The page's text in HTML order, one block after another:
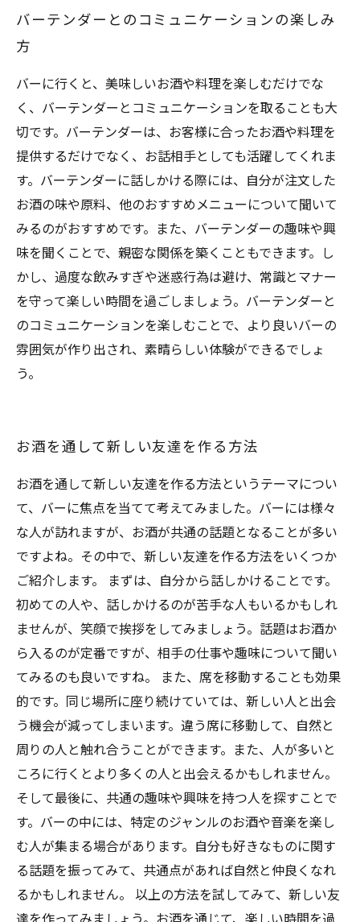
バーテンダーとのコミュニケーションの楽しみ
方
バーに行くと、美味しいお酒や料理を楽しむだけでな
く、バーテンダーとコミュニケーションを取ることも大
切です。バーテンダーは、お客様に合ったお酒や料理を
提供するだけでなく、お話相手としても活躍してくれま
す。バーテンダーに話しかける際には、自分が注文した
お酒の味や原料、他のおすすめメニューについて聞いて
みるのがおすすめです。また、バーテンダーの趣味や興
味を聞くことで、親密な関係を築くこともできます。し
かし、過度な飲みすぎや迷惑行為は避け、常識とマナー
を守って楽しい時間を過ごしましょう。バーテンダーと
のコミュニケーションを楽しむことで、より良いバーの
雰囲気が作り出され、素晴らしい体験ができるでしょ
う。
お酒を通して新しい友達を作る方法
お酒を通して新しい友達を作る方法というテーマについ
て、バーに焦点を当てて考えてみました。バーには様々
な人が訪れますが、お酒が共通の話題となることが多い
ですよね。その中で、新しい友達を作る方法をいくつか
ご紹介します。 まずは、自分から話しかけることです。
初めての人や、話しかけるのが苦手な人もいるかもしれ
ませんが、笑顔で挨拶をしてみましょう。話題はお酒か
ら入るのが定番ですが、相手の仕事や趣味について聞い
てみるのも良いですね。 また、席を移動することも効果
的です。同じ場所に座り続けていては、新しい人と出会
う機会が減ってしまいます。違う席に移動して、自然と
周りの人と触れ合うことができます。また、人が多いと
ころに行くとより多くの人と出会えるかもしれません。
そして最後に、共通の趣味や興味を持つ人を探すことで
す。バーの中には、特定のジャンルのお酒や音楽を楽し
む人が集まる場合があります。自分も好きなものに関す
る話題を振ってみて、共通点があれば自然と仲良くなれ
るかもしれません。 以上の方法を試してみて、新しい友